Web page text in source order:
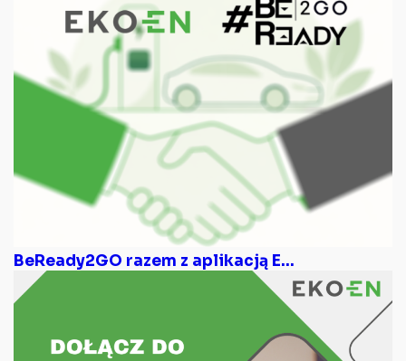
BeReady2GO razem z aplikacją E...